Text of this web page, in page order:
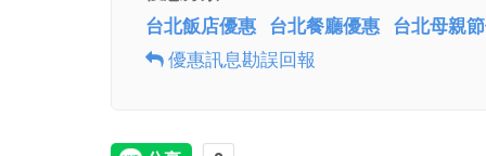
台北飯店優惠 台北餐廳優惠 台北母親
優惠訊息勘誤回報